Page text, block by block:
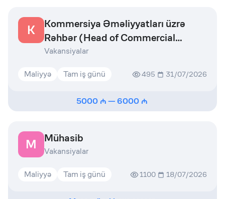
K
Kommersiya Əməliyyatları üzrə
Rəhbər (Head of Commercial
Operations)
Vakansiyalar
Maliyyə Tam iş günü 495 31/07/2026
5000 —6000
M Mühasib
Vakansiyalar
Maliyyə Tam iş günü 1100 18/07/2026